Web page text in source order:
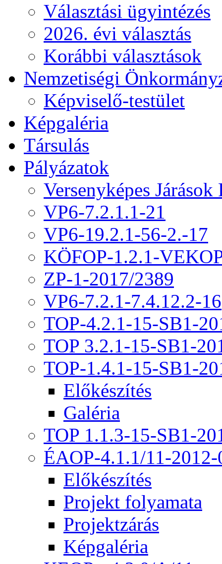
Választási ügyintézés
2026. évi választás
Korábbi választások
Nemzetiségi
Képviselő-testület
Képgaléria
Társulás
Pályázatok
Versenyképes Járások
VP6-7.2.1.1-21
VP6-19.2.1-56-2.-17
KÖFOP-1.2.1-
ZP-1-2017/2389
VP6-7.2.1-7.4.12.2-16
TOP-4.2.1-15-SB1-
TOP 3.2.1-15-SB1-
TOP-1.4.1-15-SB1-
Előkészítés
Galéria
TOP 1.1.3-15-SB1-
ÉAOP-4.1.1/11-2012-
Előkészítés
Projekt folyamata
Projektzárás
Képgaléria